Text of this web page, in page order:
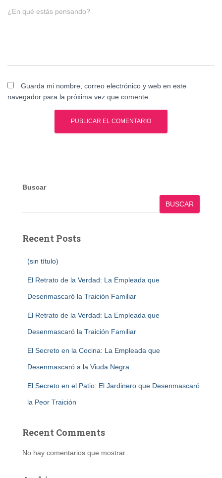
¿En qué estás pensando?
Guarda mi nombre, correo electrónico y web en este
navegador para la próxima vez que comente.
Buscar
BUSCAR
Recent Posts
(sin título)
El Retrato de la Verdad: La Empleada que
Desenmascaró la Traición Familiar
El Retrato de la Verdad: La Empleada que
Desenmascaró la Traición Familiar
El Secreto en la Cocina: La Empleada que
Desenmascaró a la Viuda Negra
El Secreto en el Patio: El Jardinero que Desenmascaró
la Peor Traición
Recent Comments
No hay comentarios que mostrar.